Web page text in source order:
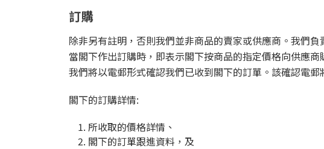
訂購
除非另有註明，否則我們並非商品的賣家或供應商。我們
當閣下作出訂購時，即表示閣下按商品的指定價格向供應
我們將以電郵形式確認我們已收到閣下的訂單。該確認電郵
閣下的訂購詳情:
所收取的價格詳情、
閣下的訂單跟進資料，及